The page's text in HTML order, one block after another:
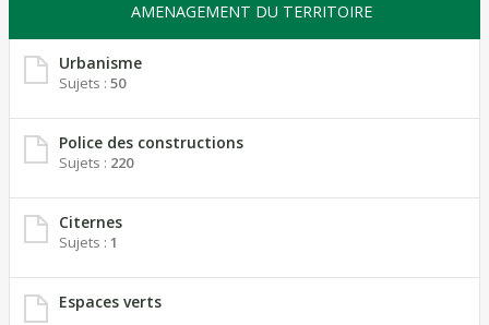
c
AMENAGEMENT DU TERRITOIRE
Urbanisme
Sujets : 50
Police des constructions
Sujets : 220
Citernes
Sujets : 1
Espaces verts